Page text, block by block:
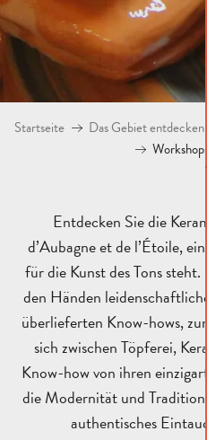
Startseite Das Gebiet entdecken
Entdecken Sie die
d’Aubagne et de l’Étoile,
für die Kunst des Tons
den Händen
überlieferten Know-hows,
sich zwischen Töpferei,
Know-how von ihren
die Modernität und
authentisches